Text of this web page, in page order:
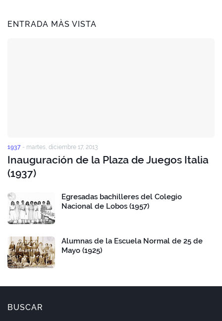
ENTRADA MÀS VISTA
1937 - martes, diciembre 17, 2013
Inauguración de la Plaza de Juegos Italia
(1937)
Egresadas bachilleres del Colegio
Nacional de Lobos (1957)
Alumnas de la Escuela Normal de 25 de
Mayo (1925)
BUSCAR